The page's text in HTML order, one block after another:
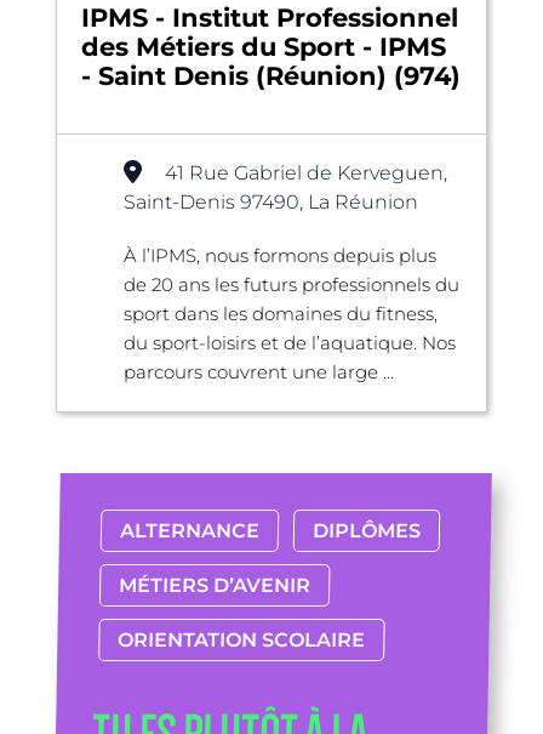
IPMS - Institut Professionnel
des Métiers du Sport - IPMS
- Saint Denis (Réunion) (974)
41 Rue Gabriel de Kerveguen,
Saint-Denis 97490, La Réunion
À l’IPMS, nous formons depuis plus
de 20 ans les futurs professionnels du
sport dans les domaines du fitness,
du sport-loisirs et de l’aquatique. Nos
parcours couvrent une large ...
ALTERNANCE DIPLÔMES
MÉTIERS D’AVENIR
ORIENTATION SCOLAIRE